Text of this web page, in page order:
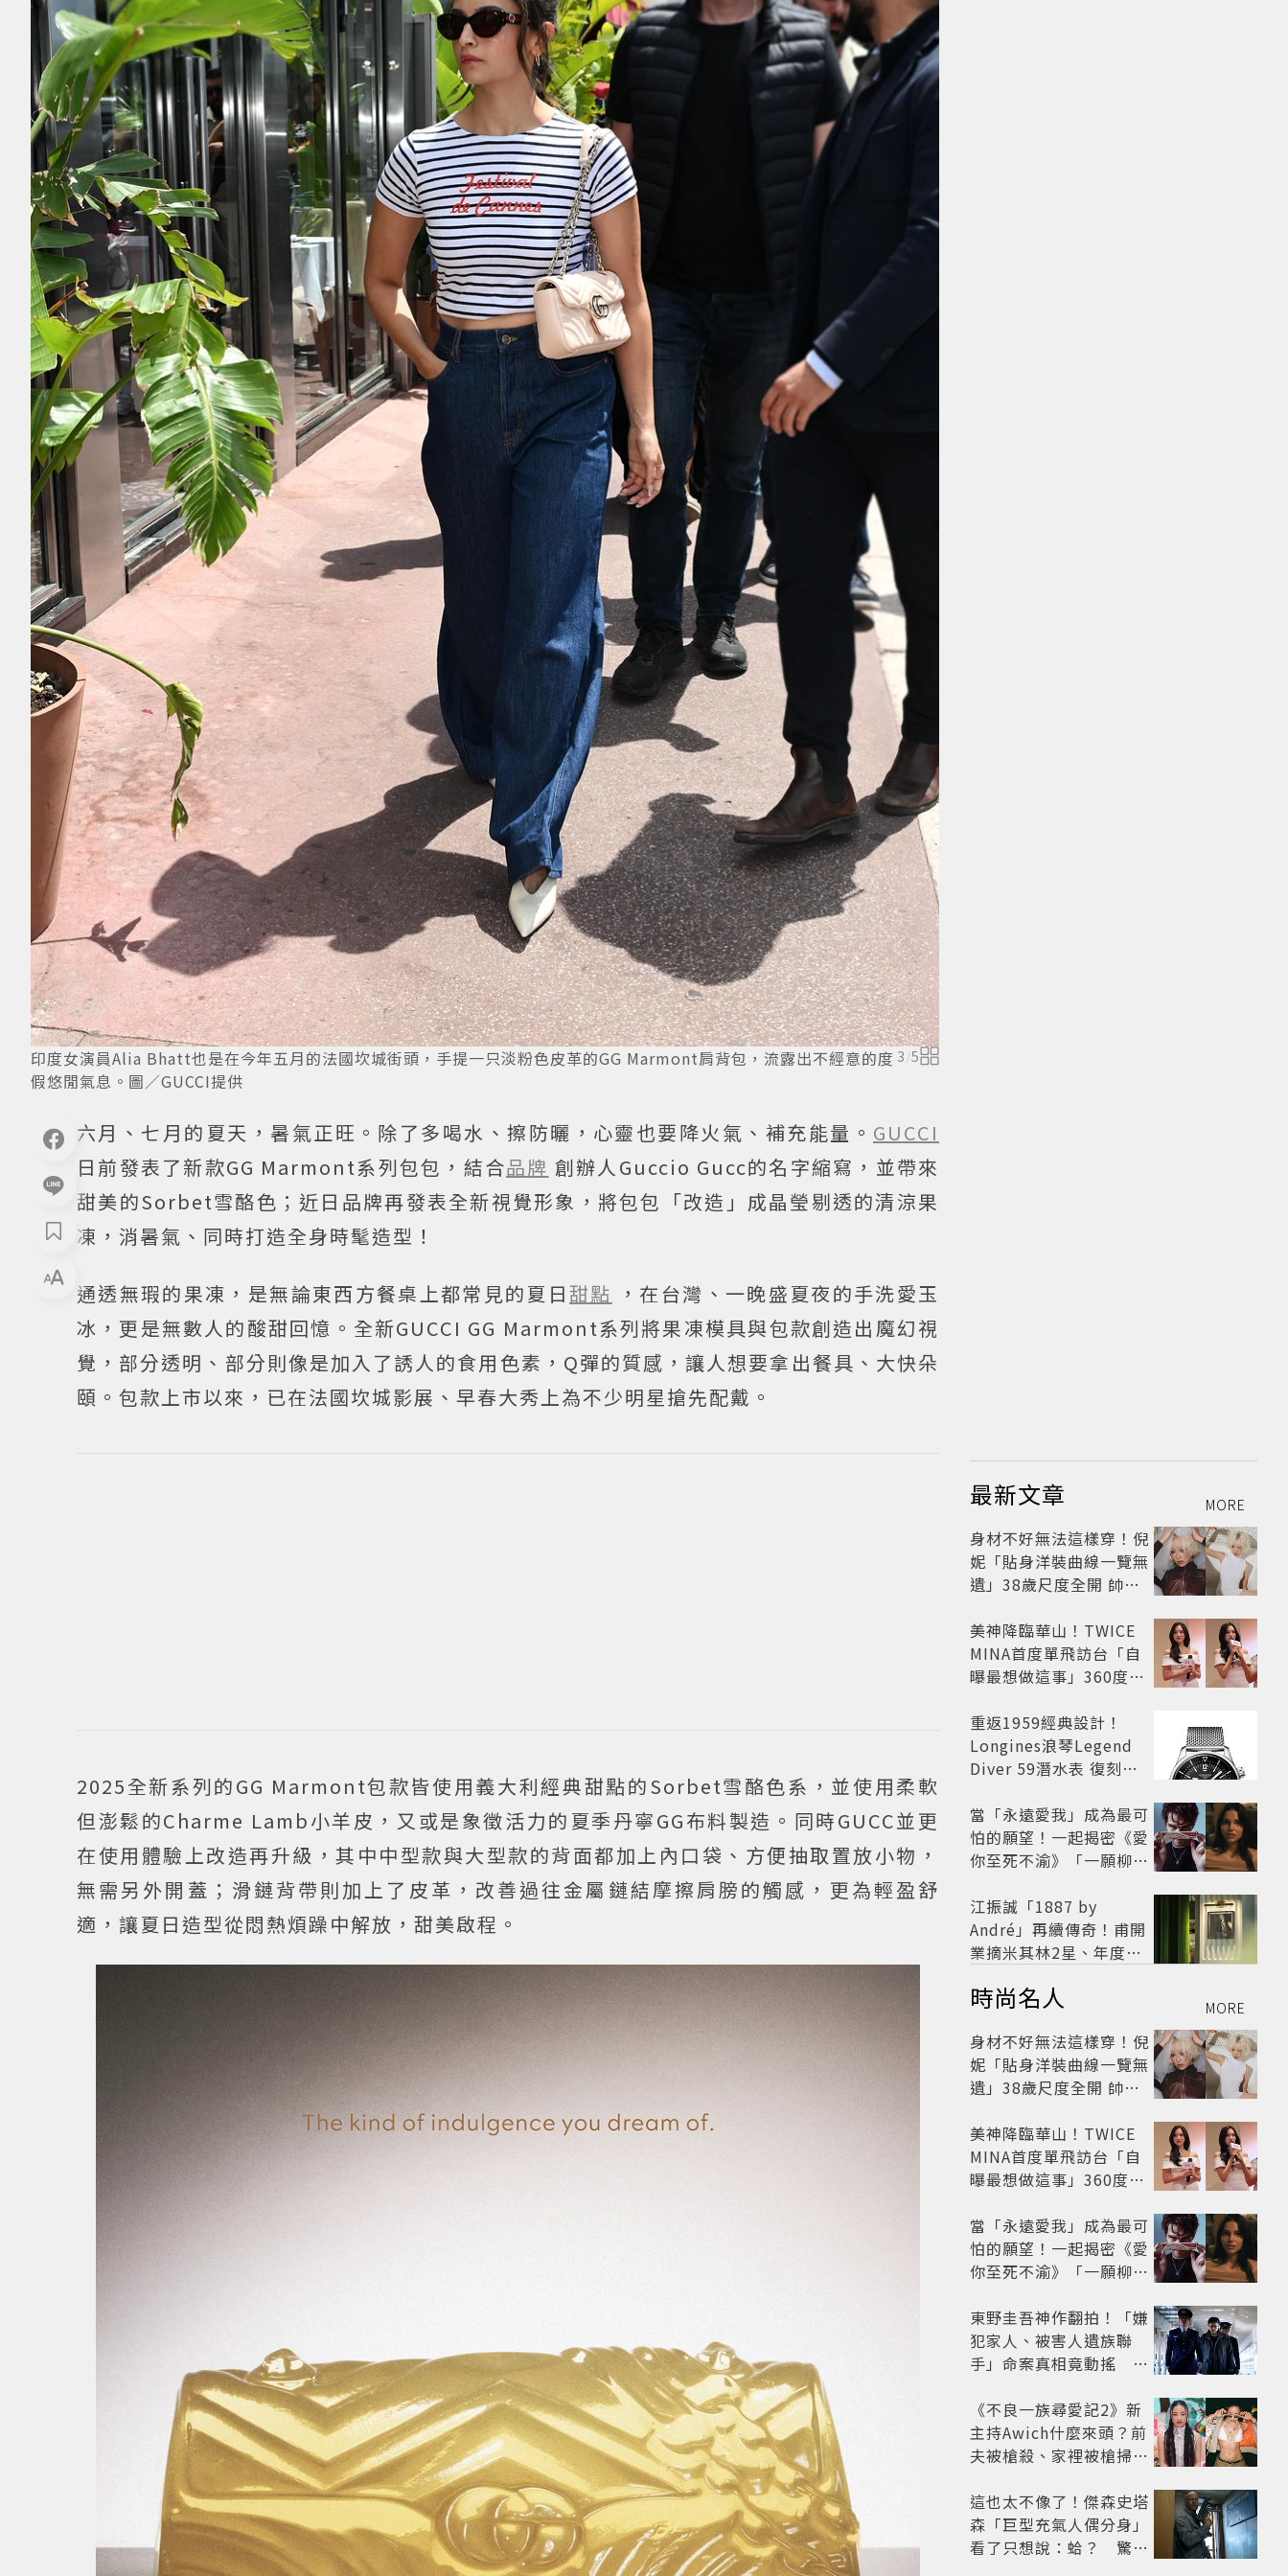
印度女演員Alia Bhatt也是在今年五月的法國坎城街頭，手提一只淡粉色皮革的GG Marmont肩背包，流露出不經意的度
假悠閒氣息。圖／GUCCI提供
3/5
六月、七月的夏天，暑氣正旺。除了多喝水、擦防曬，心靈也要降火氣、補充能量。 GUCCI
日前發表了新款GG Marmont系列包包，結合品牌 創辦人Guccio Gucc的名字縮寫，並帶來
甜美的Sorbet雪酪色；近日品牌再發表全新視覺形象，將包包「改造」成晶瑩剔透的清涼果
凍，消暑氣、同時打造全身時髦造型！
通透無瑕的果凍，是無論東西方餐桌上都常見的夏日甜點 ，在台灣、一晚盛夏夜的手洗愛玉
冰，更是無數人的酸甜回憶。全新GUCCI GG Marmont系列將果凍模具與包款創造出魔幻視
覺，部分透明、部分則像是加入了誘人的食用色素，Q彈的質感，讓人想要拿出餐具、大快朵
頤。包款上市以來，已在法國坎城影展、早春大秀上為不少明星搶先配戴。
2025全新系列的GG Marmont包款皆使用義大利經典甜點的Sorbet雪酪色系，並使用柔軟
但澎鬆的Charme Lamb小羊皮，又或是象徵活力的夏季丹寧GG布料製造。同時GUCC並更
在使用體驗上改造再升級，其中中型款與大型款的背面都加上內口袋、方便抽取置放小物，
無需另外開蓋；滑鏈背帶則加上了皮革，改善過往金屬鏈結摩擦肩膀的觸感，更為輕盈舒
適，讓夏日造型從悶熱煩躁中解放，甜美啟程。
最新文章 MORE
身材不好無法這樣穿！倪
妮「貼身洋裝曲線一覽無
遺」38歲尺度全開 帥氣
美神降臨華山！TWICE
MINA首度單飛訪台「自
曝最想做這事」360度0
開
重返1959經典設計！
Longines浪琴Legend
Diver 59潛水表 復刻懷
當「永遠愛我」成為最可
怕的願望！一起揭密《愛
你至死不渝》「一願柳」
路
江振誠「1887 by
André」再續傳奇！甫開
業摘米其林2星、年度開
時尚名人 MORE
身材不好無法這樣穿！倪
妮「貼身洋裝曲線一覽無
遺」38歲尺度全開 帥氣
美神降臨華山！TWICE
MINA首度單飛訪台「自
曝最想做這事」360度0
開
當「永遠愛我」成為最可
怕的願望！一起揭密《愛
你至死不渝》「一願柳」
路
東野圭吾神作翻拍！「嫌
犯家人、被害人遺族聯
手」命案真相竟動搖
框架展開
《不良一族尋愛記2》新
主持Awich什麼來頭？前
夫被槍殺、家裡被槍掃射
馬！
這也太不像了！傑森史塔
森「巨型充氣人偶分身」
看了只想說：蛤？ 驚喜